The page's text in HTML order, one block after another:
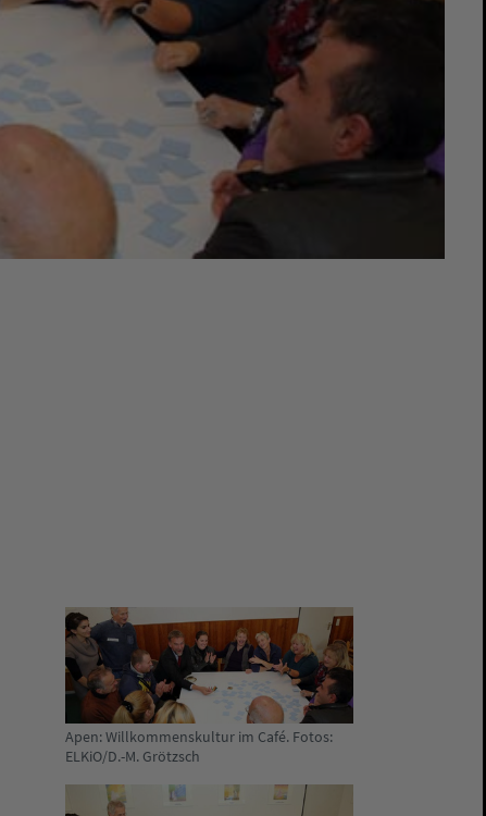
Apen: Willkommenskultur im Café. Fotos:
ELKiO/D.-M. Grötzsch